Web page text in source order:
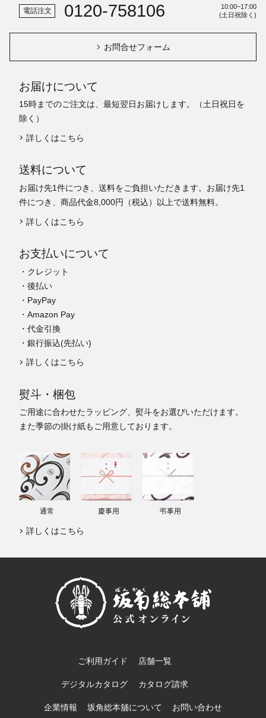
電話注文 0120-758106
10:00~17:00
(土日祝除く)
お問合せフォーム
お届けについて
15時までのご注文は、最短翌日お届けします。（土日祝日を
除く）
詳しくはこちら
送料について
お届け先1件につき、送料をご負担いただきます。お届け先1
件につき、商品代金8,000円（税込）以上で送料無料。
詳しくはこちら
お支払いについて
・クレジット
・後払い
・PayPay
・Amazon Pay
・代金引換
・銀行振込(先払い)
詳しくはこちら
熨斗・梱包
ご用途に合わせたラッピング、熨斗をお選びいただけます。
また季節の掛け紙もご用意しております。
通常 慶事用 弔事用
詳しくはこちら
ご利用ガイド 店舗一覧
デジタルカタログ カタログ請求
企業情報 坂角総本舖について お問い合わせ